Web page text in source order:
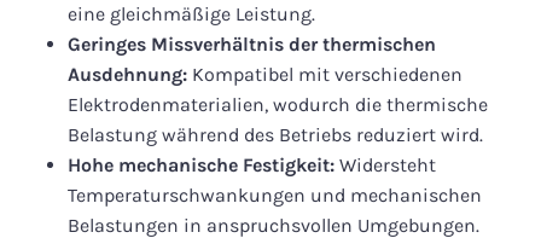
eine gleichmäßige Leistung.
Geringes Missverhältnis der thermischen
Ausdehnung: Kompatibel mit verschiedenen
Elektrodenmaterialien, wodurch die thermische
Belastung während des Betriebs reduziert wird.
Hohe mechanische Festigkeit: Widersteht
Temperaturschwankungen und mechanischen
Belastungen in anspruchsvollen Umgebungen.